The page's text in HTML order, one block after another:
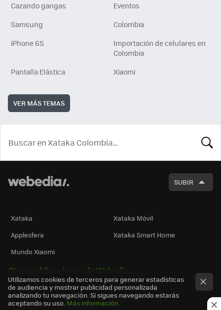
Cazando gangas
Eventos
Samsung
Colombia
iPhone 6S
Importación de celulares en
Colombia
Pantalla Elástica
Xiaomi
VER MÁS TEMAS
SUBIR
Xataka
Xataka Móvil
Applesfera
Xataka Smart Home
Mundo Xiaomi
Otras publicaciones de Webedia
Utilizamos cookies de terceros para generar estadísticas
de audiencia y mostrar publicidad personalizada
analizando tu navegación. Si sigues navegando estarás
aceptando su uso. Más información